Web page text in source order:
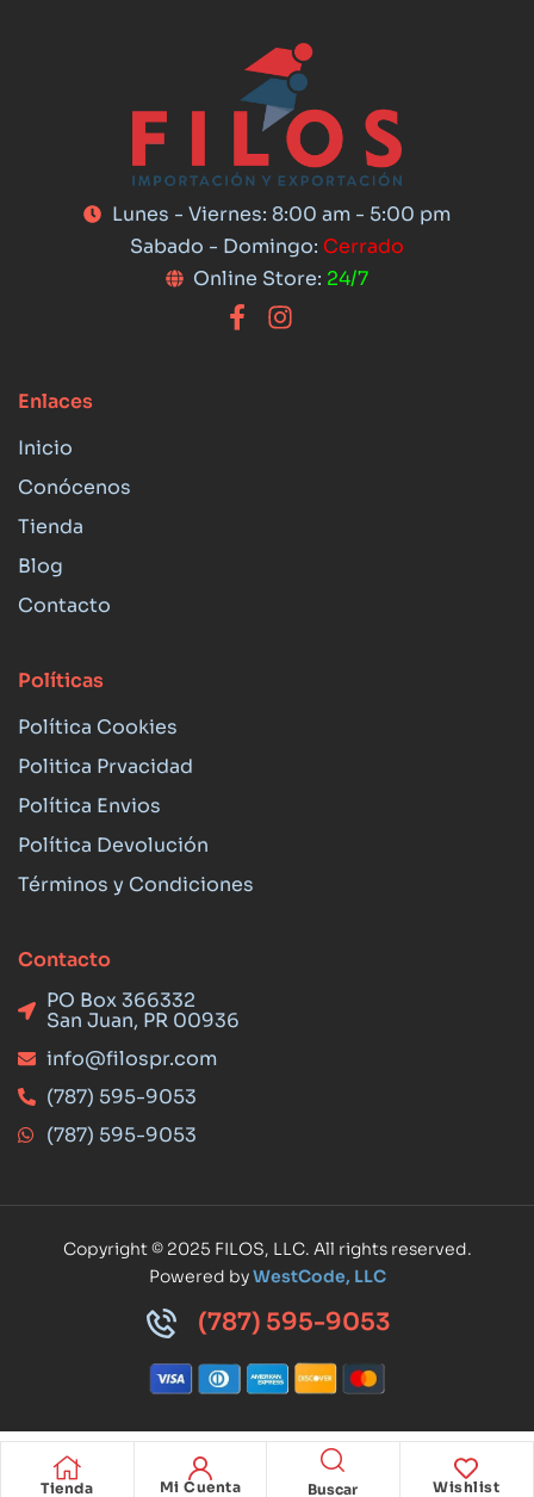
Tienda Mi Cuenta Wishlist
Lunes - Viernes: 8:00 am - 5:00 pm
Sabado - Domingo: Cerrado
Online Store: 24/7
Enlaces
Inicio
Conócenos
Tienda
Blog
Contacto
Políticas
Política Cookies
Politica Prvacidad
Política Envios
Política Devolución
Términos y Condiciones
Contacto
PO Box 366332
San Juan, PR 00936
info@filospr.com
(787) 595-9053
(787) 595-9053
Copyright © 2025 FILOS, LLC. All rights reserved.
Powered byWestCode, LLC
(787) 595-9053